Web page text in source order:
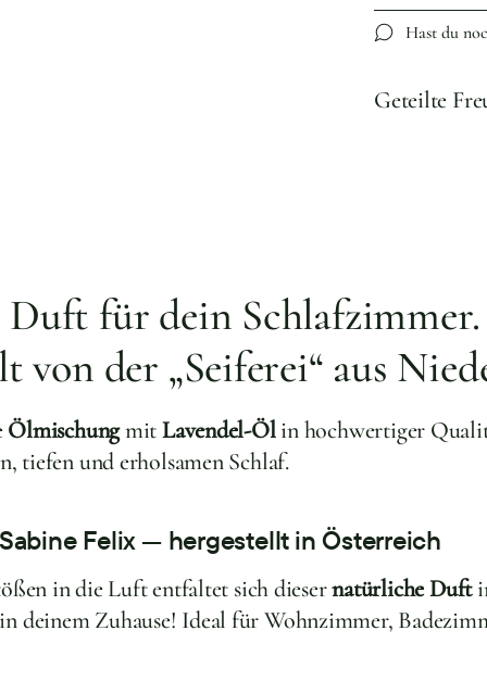
Hast du
Geteilte
Duft für dein
von der „Seiferei“ aus
ÖlmischungmitLavendel-Ölin hochwertiger
tiefen und erholsamen Schlaf.
Felix — hergestellt in Österreich
in die Luft entfaltet sich diesernatürliche Duft
deinem Zuhause! Ideal für Wohnzimmer,